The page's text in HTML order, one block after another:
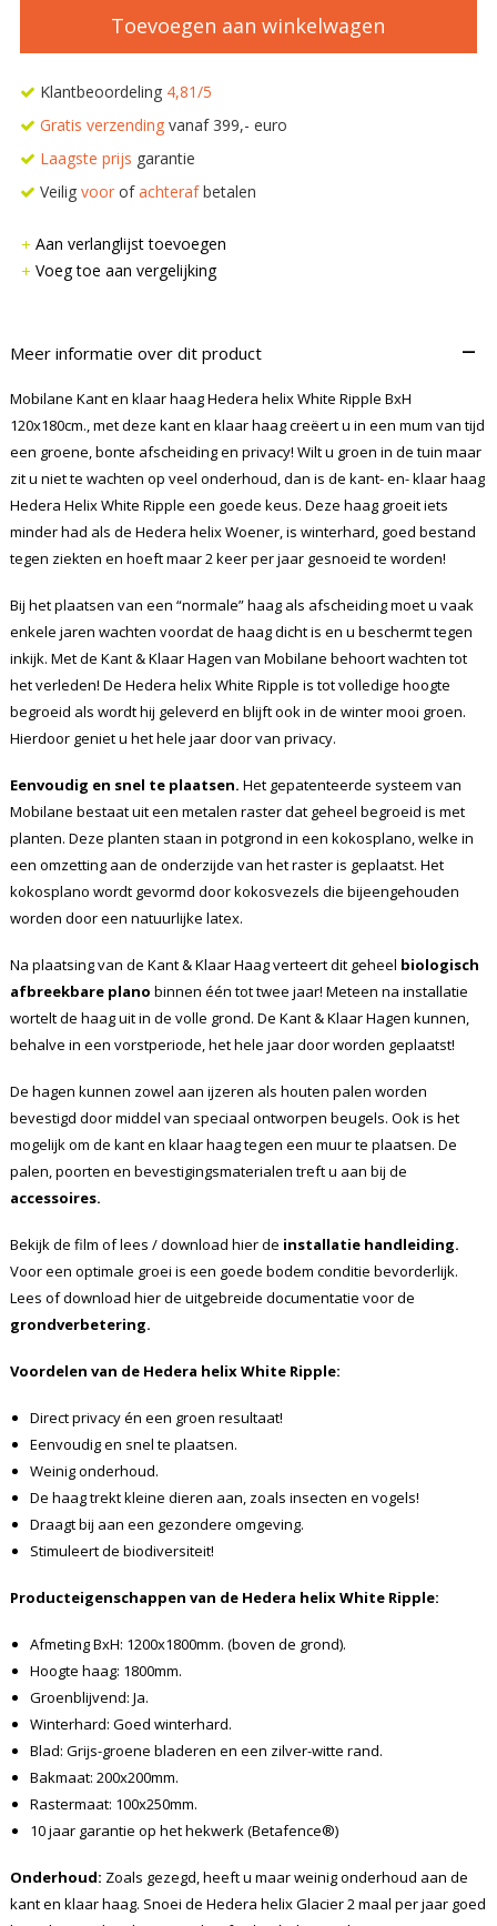
Toevoegen aan winkelwagen
Klantbeoordeling 4,81/5
Gratis verzendingvanaf 399,- euro
Laagste prijs garantie
Veilig voorofachterafbetalen
Aan verlanglijst toevoegen
Voeg toe aan vergelijking
Meer informatie over dit product –
Mobilane Kant en klaar haag Hedera helix White Ripple BxH
120x180cm., met deze kant en klaar haag creëert u in een mum van tijd
een groene, bonte afscheiding en privacy! Wilt u groen in de tuin maar
zit u niet te wachten op veel onderhoud, dan is de kant- en- klaar haag
Hedera Helix White Ripple een goede keus. Deze haag groeit iets
minder had als de Hedera helix Woener, is winterhard, goed bestand
tegen ziekten en hoeft maar 2 keer per jaar gesnoeid te worden!
Bij het plaatsen van een “normale” haag als afscheiding moet u vaak
enkele jaren wachten voordat de haag dicht is en u beschermt tegen
inkijk. Met de Kant & Klaar Hagen van Mobilane behoort wachten tot
het verleden! De Hedera helix White Ripple is tot volledige hoogte
begroeid als wordt hij geleverd en blijft ook in de winter mooi groen.
Hierdoor geniet u het hele jaar door van privacy.
Eenvoudig en snel te plaatsen. Het gepatenteerde systeem van
Mobilane bestaat uit een metalen raster dat geheel begroeid is met
planten. Deze planten staan in potgrond in een kokosplano, welke in
een omzetting aan de onderzijde van het raster is geplaatst. Het
kokosplano wordt gevormd door kokosvezels die bijeengehouden
worden door een natuurlijke latex.
Na plaatsing van de Kant & Klaar Haag verteert dit geheel biologisch
afbreekbare plano binnen één tot twee jaar! Meteen na installatie
wortelt de haag uit in de volle grond. De Kant & Klaar Hagen kunnen,
behalve in een vorstperiode, het hele jaar door worden geplaatst!
De hagen kunnen zowel aan ijzeren als houten palen worden
bevestigd door middel van speciaal ontworpen beugels. Ook is het
mogelijk om de kant en klaar haag tegen een muur te plaatsen. De
palen, poorten en bevestigingsmaterialen treft u aan bij de
accessoires.
Bekijk de film of lees / download hier de installatie handleiding.
Voor een optimale groei is een goede bodem conditie bevorderlijk.
Lees of download hier de uitgebreide documentatie voor de
grondverbetering.
Voordelen van de Hedera helix White Ripple:
Direct privacy én een groen resultaat!
Eenvoudig en snel te plaatsen.
Weinig onderhoud.
De haag trekt kleine dieren aan, zoals insecten en vogels!
Draagt bij aan een gezondere omgeving.
Stimuleert de biodiversiteit!
Producteigenschappen van de Hedera helix White Ripple:
Afmeting BxH: 1200x1800mm. (boven de grond).
Hoogte haag: 1800mm.
Groenblijvend: Ja.
Winterhard: Goed winterhard.
Blad: Grijs-groene bladeren en een zilver-witte rand.
Bakmaat: 200x200mm.
Rastermaat: 100x250mm.
10 jaar garantie op het hekwerk (Betafence®)
Onderhoud: Zoals gezegd, heeft u maar weinig onderhoud aan de
kant en klaar haag. Snoei de Hedera helix Glacier 2 maal per jaar goed